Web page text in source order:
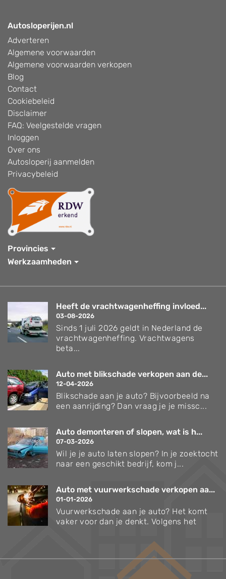
Autosloperijen.nl
Adverteren
Algemene voorwaarden
Algemene voorwaarden verkopen
Blog
Contact
Cookiebeleid
Disclaimer
FAQ: Veelgestelde vragen
Inloggen
Over ons
Autosloperij aanmelden
Privacybeleid
Provincies
Werkzaamheden
Heeft de vrachtwagenheffing invloed...
03-08-2026
Sinds 1 juli 2026 geldt in Nederland de
vrachtwagenheffing. Vrachtwagens
beta...
Auto met blikschade verkopen aan de...
12-04-2026
Blikschade aan je auto? Bijvoorbeeld na
een aanrijding? Dan vraag je je missc...
Auto demonteren of slopen, wat is h...
07-03-2026
Wil je je auto laten slopen? In je zoektocht
naar een geschikt bedrijf, kom j...
Auto met vuurwerkschade verkopen aa...
01-01-2026
Vuurwerkschade aan je auto? Het komt
vaker voor dan je denkt. Volgens het